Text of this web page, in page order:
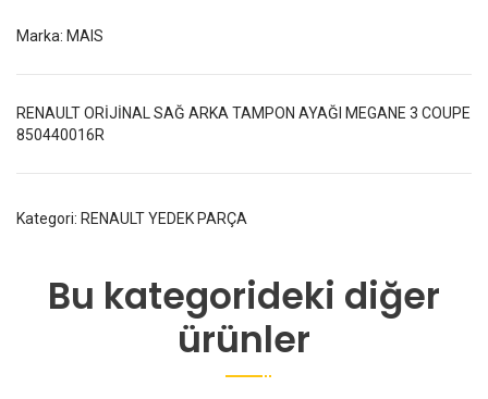
Marka: MAIS
RENAULT ORİJİNAL SAĞ ARKA TAMPON AYAĞI MEGANE 3 COUPE
850440016R
Kategori: RENAULT YEDEK PARÇA
Bu kategorideki diğer
ürünler